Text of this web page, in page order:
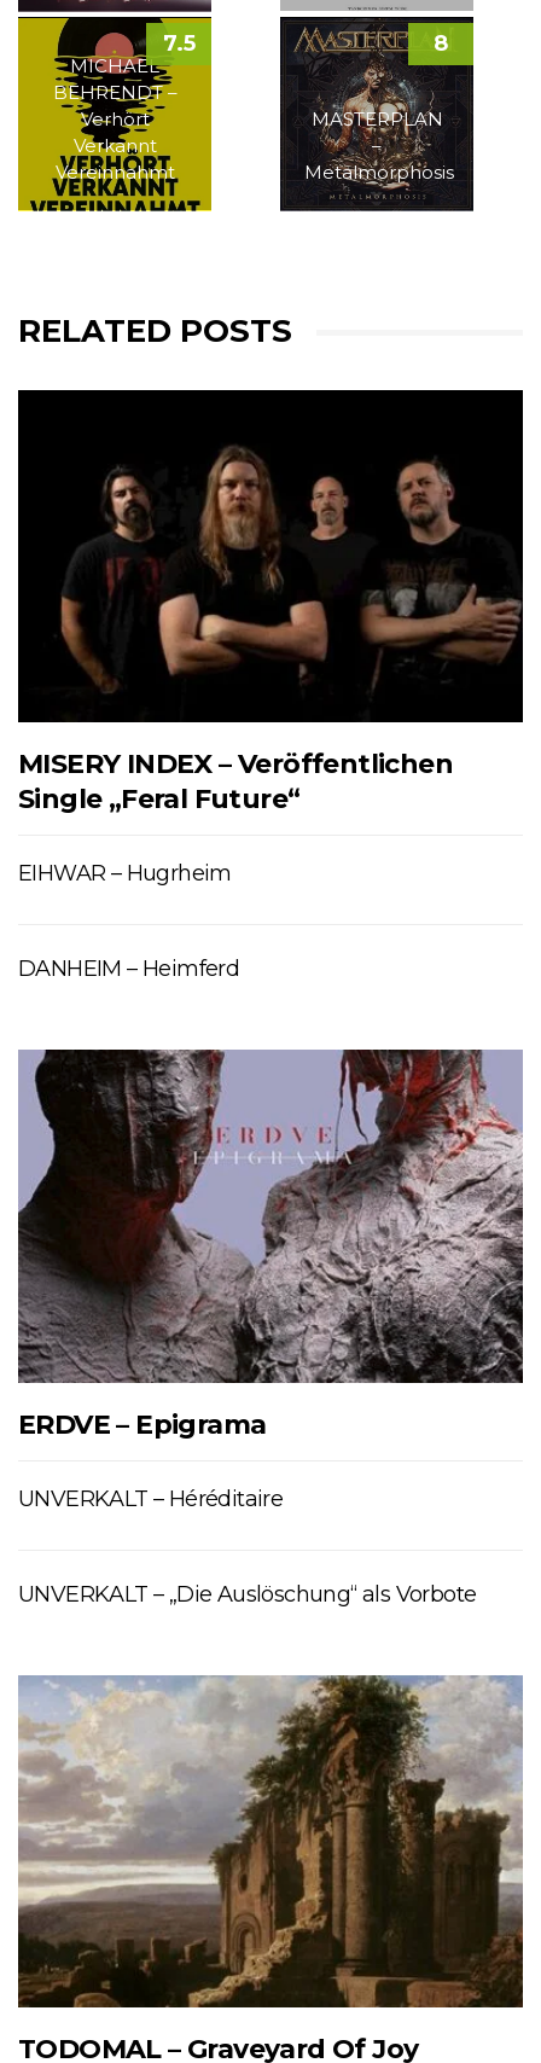
MICHAEL
BEHRENDT –
Verhört
Verkannt
Vereinnahmt
7.5
MASTERPLAN
–
Metalmorphosis
8
RELATED POSTS
MISERY INDEX – Veröffentlichen
Single „Feral Future“
EIHWAR – Hugrheim
DANHEIM – Heimferd
ERDVE – Epigrama
UNVERKALT – Héréditaire
UNVERKALT – „Die Auslöschung“ als Vorbote
TODOMAL – Graveyard Of Joy